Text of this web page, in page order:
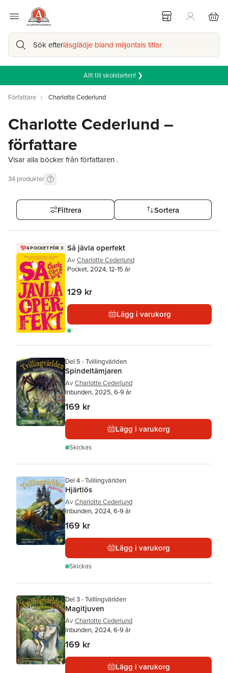
Sök efterläsglädje bland miljontals titlar
Allt till skolstarten! ❯
Författare Charlotte Cederlund
Charlotte Cederlund –
författare
Visar alla böcker från författaren .
34 produkter
Filtrera Sortera
4 POCKET FÖR 3 Så jävla operfekt
Av Charlotte Cederlund
Pocket, 2024, 12-15 år
129 kr
Lägg i varukorg
Del 5 - Tvillingvärlden
Spindeltämjaren
Av Charlotte Cederlund
Inbunden, 2025, 6-9 år
169 kr
Lägg i varukorg
Skickas
Del 4 - Tvillingvärlden
Hjärtlös
Av Charlotte Cederlund
Inbunden, 2024, 6-9 år
169 kr
Lägg i varukorg
Skickas
Del 3 - Tvillingvärlden
Magitjuven
Av Charlotte Cederlund
Inbunden, 2024, 6-9 år
169 kr
Lägg i varukorg